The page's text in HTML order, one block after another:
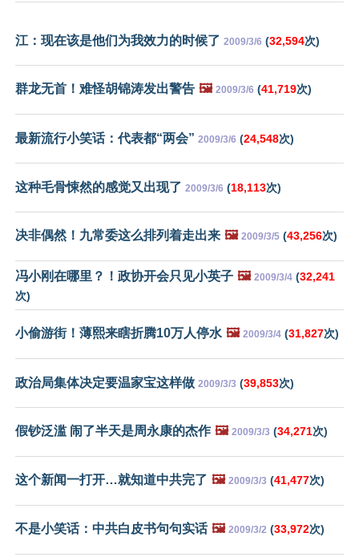
江：现在该是他们为我效力的时候了 2009/3/6 (32,594次)
群龙无首！难怪胡锦涛发出警告 🖼️ 2009/3/6 (41,719次)
最新流行小笑话：代表都“两会” 2009/3/6 (24,548次)
这种毛骨悚然的感觉又出现了 2009/3/6 (18,113次)
决非偶然！九常委这么排列着走出来 🖼️ 2009/3/5 (43,256次)
冯小刚在哪里？！政协开会只见小英子 🖼️ 2009/3/4 (32,241
次)
小偷游街！薄熙来瞎折腾10万人停水 🖼️ 2009/3/4 (31,827次)
政治局集体决定要温家宝这样做 2009/3/3 (39,853次)
假钞泛滥 闹了半天是周永康的杰作 🖼️ 2009/3/3 (34,271次)
这个新闻一打开…就知道中共完了 🖼️ 2009/3/3 (41,477次)
不是小笑话：中共白皮书句句实话 🖼️ 2009/3/2 (33,972次)